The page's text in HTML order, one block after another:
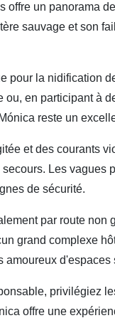
offre un panorama
sauvage et son
pour la nidification
ou, en participant à
reste un
et des courants
Les vagues
de sécurité.
par route non
grand complexe
amoureux d'espaces
privilégiez
offre une